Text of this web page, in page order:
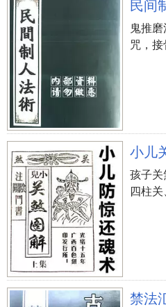
【做生意】：正处于平稳往
要掌握机会，既不能贪图
而应采用逐渐前行的对策
理，以优良的服务项目，市
【求名】：效法花草树木
的精神实质。在品行和课业
升自己。另外，担负起改
务。求名应以渐近为宜，
【出门】：充分准备，坦
【婚恋交友】：不能急于求
夫妇白头到老和睦。
【管理决策】：扭转乾坤
错过了好时机。尽量谨小
谦恭的心态为人处事，能
到 重特大取得成功。
民间
鬼推
咒，
小儿
孩子关
四柱
禁法